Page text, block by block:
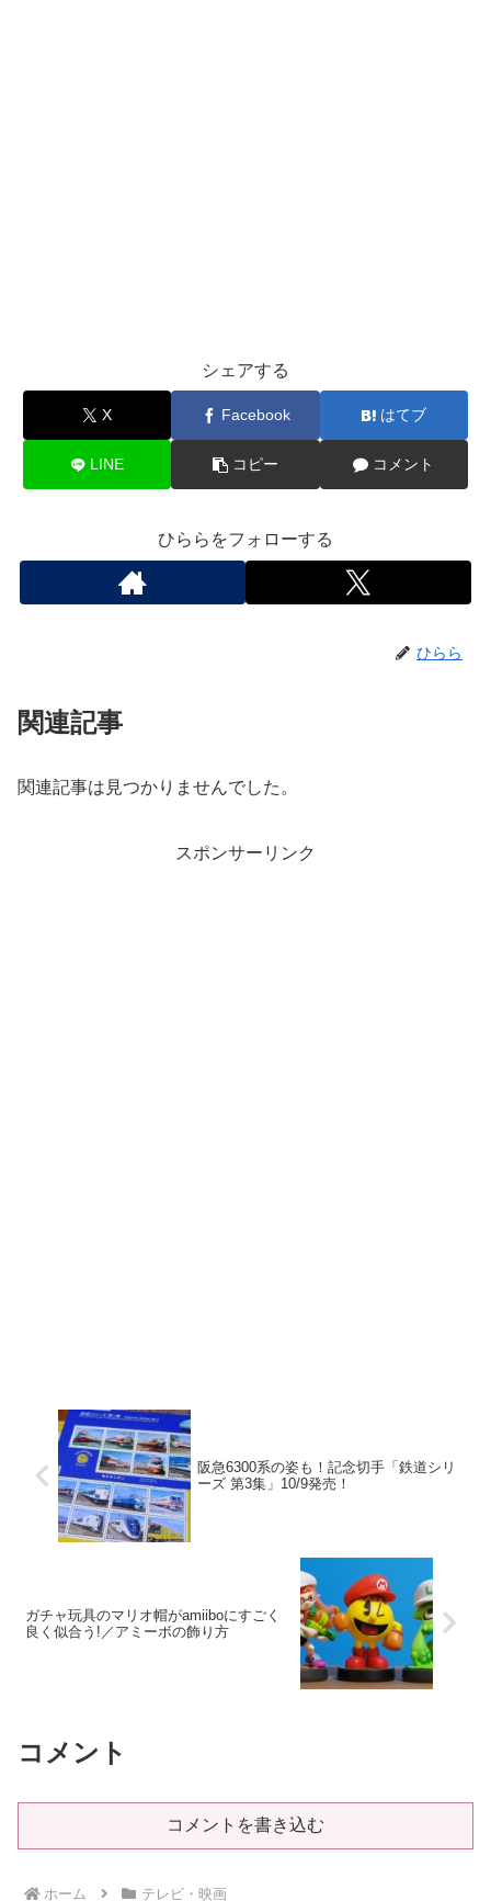
シェアする
X Facebook はてブ
LINE コピー コメント
ひららをフォローする
ひらら
関連記事
関連記事は見つかりませんでした。
スポンサーリンク
阪急6300系の姿も！記念切手「鉄道シリ
ーズ 第3集」10/9発売！
ガチャ玩具のマリオ帽がamiiboにすごく
良く似合う!／アミーボの飾り方
コメント
コメントを書き込む
ホーム テレビ・映画